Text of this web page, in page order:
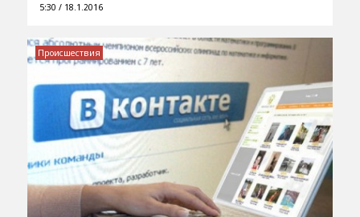
5:30 / 18.1.2016
Происшествия